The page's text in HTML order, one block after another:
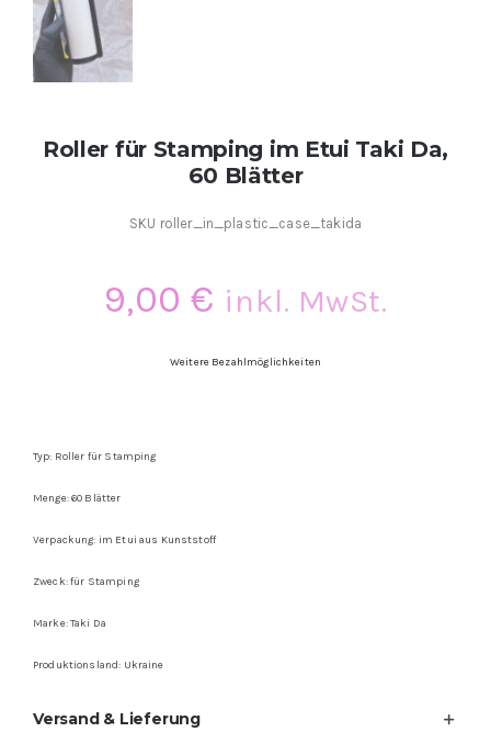
Kontakt
Roller für Stamping im Etui Taki Da,
60 Blätter
SKU roller_in_plastic_case_takida
9,00€ inkl. MwSt.
Weitere Bezahlmöglichkeiten
Typ: Roller für Stamping
Menge: 60 Blätter
Verpackung: im Etui aus Kunststoff
Zweck: für Stamping
Marke: Taki Da
Produktionsland: Ukraine
Versand & Lieferung